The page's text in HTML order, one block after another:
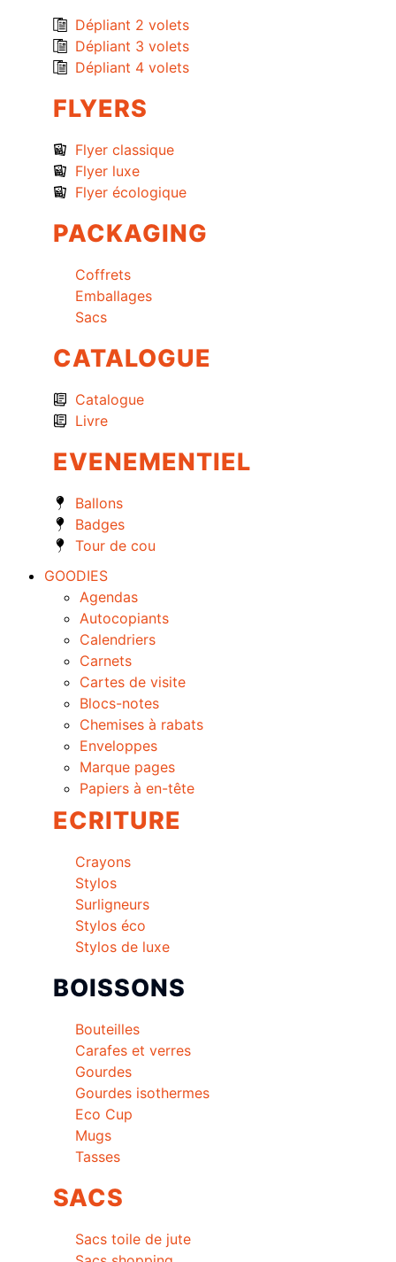
Dépliant 2 volets
Dépliant 3 volets
Dépliant 4 volets
FLYERS
Flyer classique
Flyer luxe
Flyer écologique
PACKAGING
Coffrets
Emballages
Sacs
CATALOGUE
Catalogue
Livre
EVENEMENTIEL
Ballons
Badges
Tour de cou
GOODIES
Agendas
Autocopiants
Calendriers
Carnets
Cartes de visite
Blocs-notes
Chemises à rabats
Enveloppes
Marque pages
Papiers à en-tête
ECRITURE
Crayons
Stylos
Surligneurs
Stylos éco
Stylos de luxe
BOISSONS
Bouteilles
Carafes et verres
Gourdes
Gourdes isothermes
Eco Cup
Mugs
Tasses
SACS
Sacs toile de jute